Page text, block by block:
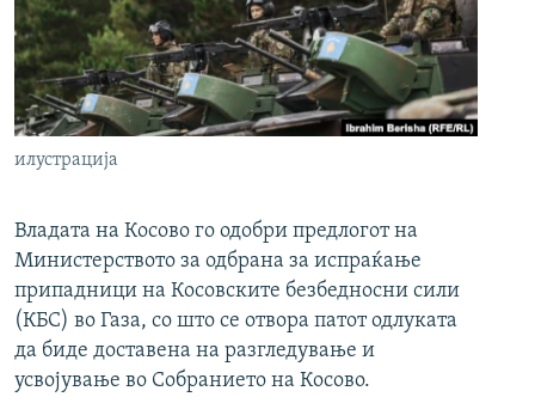
илустрација
Владата на Косово го одобри предлогот на
Министерството за одбрана за испраќање
припадници на Косовските безбедносни сили
(КБС) во Газа, со што се отвора патот одлуката
да биде доставена на разгледување и
усвојување во Собранието на Косово.